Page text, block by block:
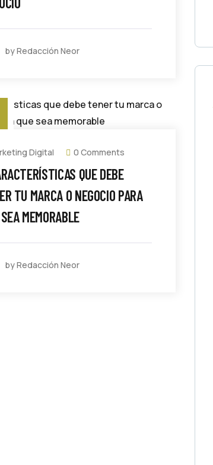
by Redacción Neor
Digital 0 Comments
QUE DEBE
TU MARCA O NEGOCIO PARA
MEMORABLE
by Redacción Neor